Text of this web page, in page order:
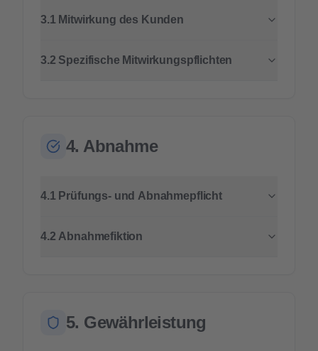
3.1 Mitwirkung des Kunden
3.2 Spezifische Mitwirkungspflichten
4. Abnahme
4.1 Prüfungs- und Abnahmepflicht
4.2 Abnahmefiktion
5. Gewährleistung